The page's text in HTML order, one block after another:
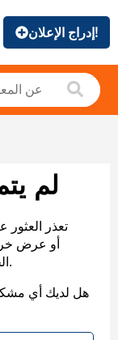
إدراج الإعلان!
لم
تعذر
الخاصة بنا لمساعدتك في العثور على ما تريد.
هل لديك أي